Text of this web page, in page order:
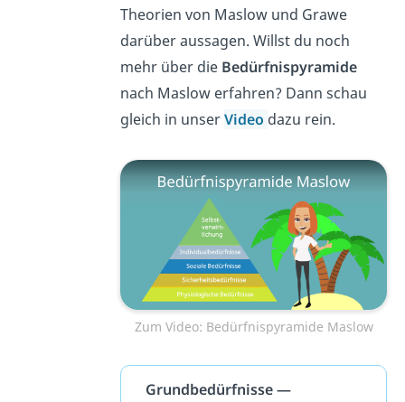
Theorien von Maslow und Grawe
darüber aussagen. Willst du noch
mehr über die Bedürfnispyramide
nach Maslow erfahren? Dann schau
gleich in unserVideo dazu rein.
Zum Video: Bedürfnispyramide Maslow
Grundbedürfnisse —